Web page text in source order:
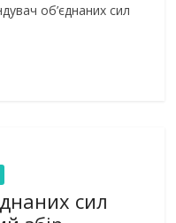
об’єднаних сил
сил